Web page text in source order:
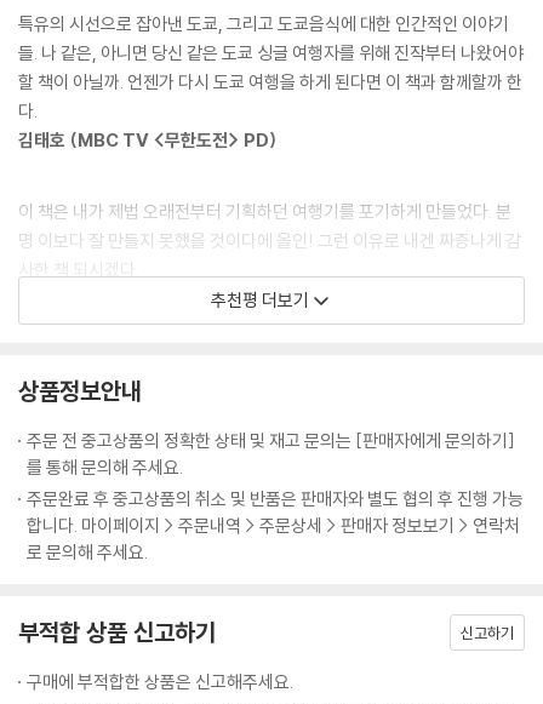
--- p.130, <내가 편애하는 동네 델리세트> 중에서
쇼핑 가방이 적당히 무거웠졌을 때쯤이면 어느새 점심시간이 되어 있다.
그때가 되면 어김없이 포장마차로 달려가 타코야끼 한 팩을 산다. 초콜릿
색 소스와 마요네즈가 X선을 그리고 있는 타코야끼 위에 소복이 뿌려진 초
가 동시에 뜨거워지며, 통통한 문어가 입 안에서 춤을 춘다.
--- p.167, <한낮의 맥주타임 타코야끼>
인연이란 참 묘하다. 한 번으로 끝날 것 같은 그 만남이 몇 년 후 또 한 번 반
복되었으니까. 그 도쿄 여행 몇 년 후, 서울 대형서점 일본 서적코너를 구경
런 잡지도 다 나오는구나 싶어 신기한 마음에 한장 한장 넘기다 눈에 들어
온 낯익은 얼굴! 바로 그때 그 오모테산도에서 만난 아티스트의 모습이었
다.
--- p.263, <오모테산도, 길 위의 추억 커피 브레이크> 중에서
도쿄 여행과 맛있는 건 좋아하지만 아쉽게도 길치인 안타까운 싱글 여행객
을 위해, 맛은 물론이고 혼자서도 맘 편히 들어갈 수 있는 식당, 지도를 미
워하고 약도와 친하지 않은 여행자라도 쉽게 찾을 수 있는 곳, 혼자 온 손님
을 무심한 듯 반겨주는 도쿄의 다정한 식탁을 찾아보았다. 그러는 동안 자
연스레 떠오른 도쿄에서의 추억들. 그 모든 얘기들엔 어김없이 인간미 폴
가깝지만 먼 여행지 도쿄는 아무리 봐도 마음을 표현하는 데 서툰 도시다.
그래서일까, 도쿄는 가끔 우리에게 몸으로 말을 건다.
그리고 그 어리둥절한 아픔 이후 우리는 조금씩 달라져 있다.
빈틈 없어 보여도 허점투성이,
하지만 그 허점을 꽁꽁 싸매고 무표정으로 가장한 도시.
-본문 중에서
특유의 시선으로 잡아낸 도쿄, 그리고 도쿄음식에 대한 인간적인 이야기
들. 나 같은, 아니면 당신 같은 도쿄 싱글 여행자를 위해 진작부터 나왔어야
할 책이 아닐까. 언젠가 다시 도쿄 여행을 하게 된다면 이 책과 함께할까 한
다.
김태호 (MBC TV <무한도전> PD)
이 책은 내가 제법 오래전부터 기획하던 여행기를 포기하게 만들었다. 분
명 이보다 잘 만들지 못했을 것이다에 올인! 그런 이유로 내겐 짜증나게 감
사한 책 되시겠다.
신정구 (시트콤 <안녕, 프란체스카>, 영화 <작업의 정석> 시나리오 작
가)
코미디 대본이 아닌 책으로 만난 신회는 내가 수년간 알던 그녀가 아니었
다. 회의 때마다 아이디어 내놓으라며 다 큰 어른을 구박하던 히스테릭한
모습은 없고, 에쿠니 가오리의 필 충만한 동경처녀가 되어 나타난 느낌?
이 책을 읽고 나면 여러분도 분명 나처럼 도쿄와 도쿄음식에 반하고 말 거
다!
정준하 (코미디언 겸 연기자)
꼭 한번 해보고는 싶었지만 막상 어디로 가야할지 무얼 먹어야 할지 몰라
서 망설였던 도쿄 싱글 여행. 이 책을 읽고 나서야 비로소 훌훌 배낭을 쌀
수 있을 것 같다. 감각적인 도쿄의 풍경 속에 혼자만의 여행을 꿈꾸는 싱글
추천평 더보기
상품정보안내
주문 전 중고상품의 정확한 상태 및 재고 문의는 [판매자에게 문의하기]
를 통해 문의해 주세요.
주문완료 후 중고상품의 취소 및 반품은 판매자와 별도 협의 후 진행 가능
합니다. 마이페이지 > 주문내역 > 주문상세 > 판매자 정보보기 > 연락처
로 문의해 주세요.
부적합 상품 신고하기 신고하기
구매에 부적합한 상품은 신고해주세요.